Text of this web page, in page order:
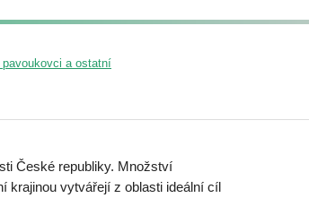
pavoukovci a ostatní
České republiky. Množství
krajinou vytvářejí z oblasti ideální cíl